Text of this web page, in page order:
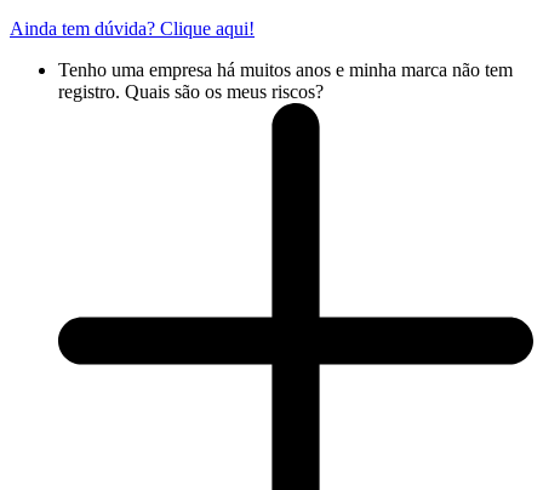
Ainda tem dúvida? Clique aqui!
Tenho uma empresa há muitos anos e minha marca não tem
registro. Quais são os meus riscos?